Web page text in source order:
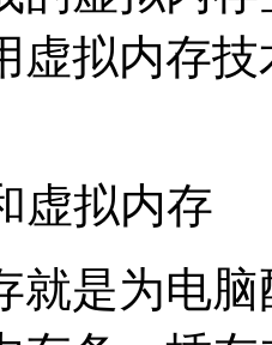
虚拟内存
虚拟内存
就是为电